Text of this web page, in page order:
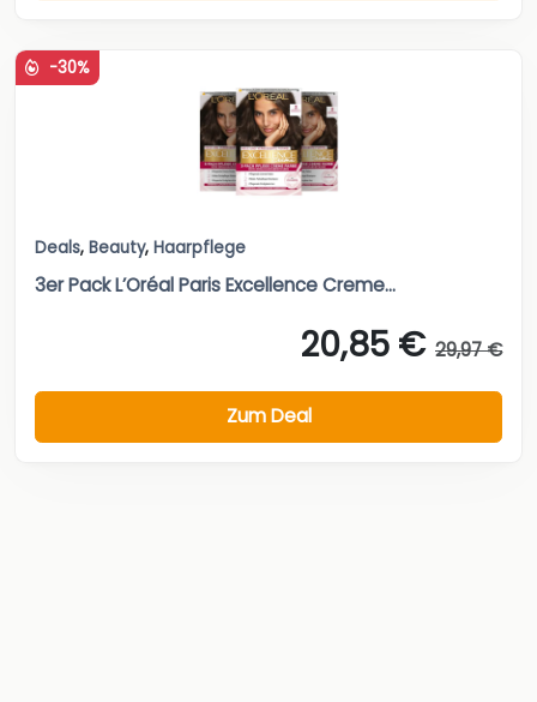
-30%
Deals, Beauty, Haarpflege
3er Pack L’Oréal Paris Excellence Creme...
20,85 € 29,97 €
Zum Deal